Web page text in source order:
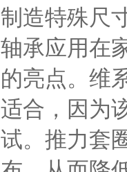
制造特殊尺
轴承应用在
的亮点。维
适合，因为
试。推力套